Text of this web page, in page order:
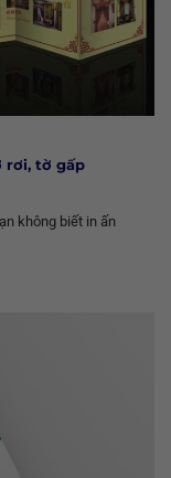
rơi, tờ gấp
không biết in ấn